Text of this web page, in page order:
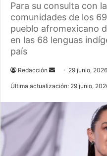
Para su consulta con
comunidades de los
pueblo afromexicano
en las 68 lenguas
país
Redacción
Send 29 junio, 2026
Última actualización: 29 junio,